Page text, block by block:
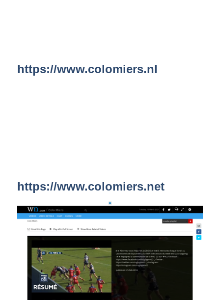
https://www.colomiers.nl
https://www.colomiers.net